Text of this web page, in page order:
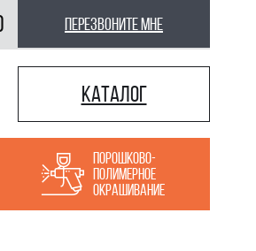
перезвоните мне
Каталог
Порошково-
полимерное
окрашивание